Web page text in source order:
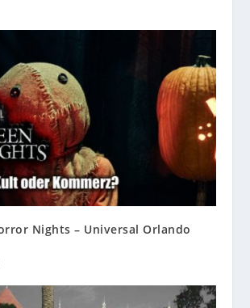
Nights – Universal Orlando